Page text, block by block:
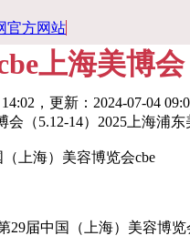
官方网站
上海美博
，更新： 2024-07-04
会（5.12-14）2025上海浦东
（上海）美容博览会cbe
29届中国（上海）美容博览